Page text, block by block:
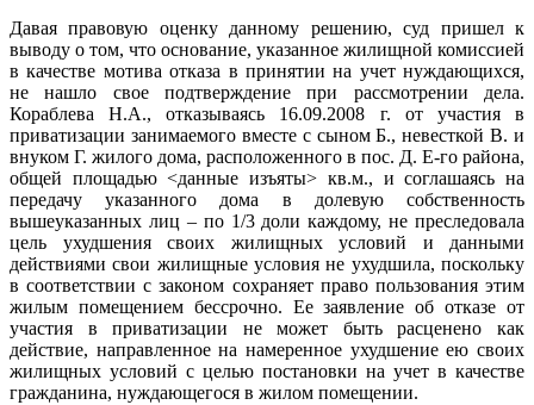
Давая правовую оценку данному решению, суд пришел к
выводу о том, что основание, указанное жилищной комиссией
в качестве мотива отказа в принятии на учет нуждающихся,
не нашло свое подтверждение при рассмотрении дела.
Кораблева Н.А., отказываясь 16.09.2008 г. от участия в
приватизации занимаемого вместе с сыном Б., невесткой В. и
внуком Г. жилого дома, расположенного в пос. Д. Е-го района,
общей площадью <данные изъяты> кв.м., и соглашаясь на
передачу указанного дома в долевую собственность
вышеуказанных лиц – по 1/3 доли каждому, не преследовала
цель ухудшения своих жилищных условий и данными
действиями свои жилищные условия не ухудшила, поскольку
в соответствии с законом сохраняет право пользования этим
жилым помещением бессрочно. Ее заявление об отказе от
участия в приватизации не может быть расценено как
действие, направленное на намеренное ухудшение ею своих
жилищных условий с целью постановки на учет в качестве
гражданина, нуждающегося в жилом помещении.